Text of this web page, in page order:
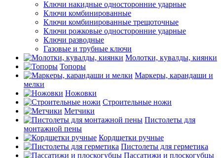
Ключи накидные односторонние ударные
Ключи комбинированные
Ключи комбинированные трещоточные
Ключи рожковые односторонние ударные
Ключи разводные
Газовые и трубные ключи
Молотки, кувалды, киянки
Топоры
Маркеры, карандаши и
мелки
Ножовки
Строительные ножи
Метчики
Пистолеты для
монтажной пены
Кордщетки ручные
Пистолеты для герметика
Пассатижи и плоскогубцы